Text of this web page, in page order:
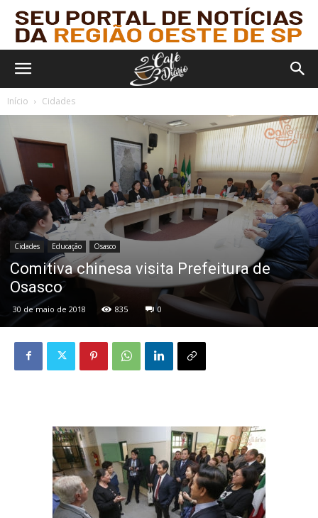
Início Cidades
Cidades Educação Osasco
Comitiva chinesa visita Prefeitura de
Osasco
30 de maio de 2018 835 0